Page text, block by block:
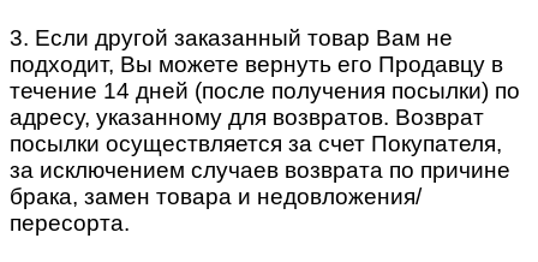
3. Если другой заказанный товар Вам не
подходит, Вы можете вернуть его Продавцу в
течение 14 дней (после получения посылки) по
адресу, указанному для возвратов. Возврат
посылки осуществляется за счет Покупателя,
за исключением случаев возврата по причине
брака, замен товара и недовложения/
пересорта.